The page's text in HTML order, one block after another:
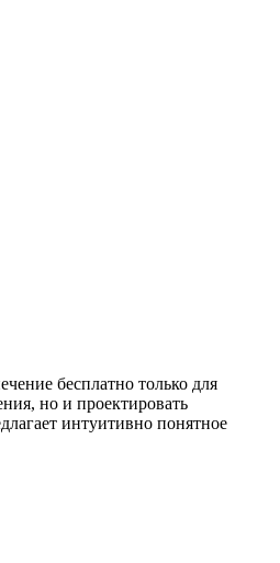
бесплатно только для
но и проектировать
интуитивно понятное